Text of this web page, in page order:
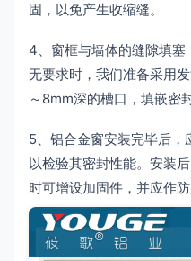
固，以免产生收缩缝。
4、窗框与墙体的缝隙填
无要求时，我们准备采用
～8mm深的槽口，填嵌密
5、铝合金窗安装完毕后，
以检验其密封性能。安装
时可增设加固件，并应作防